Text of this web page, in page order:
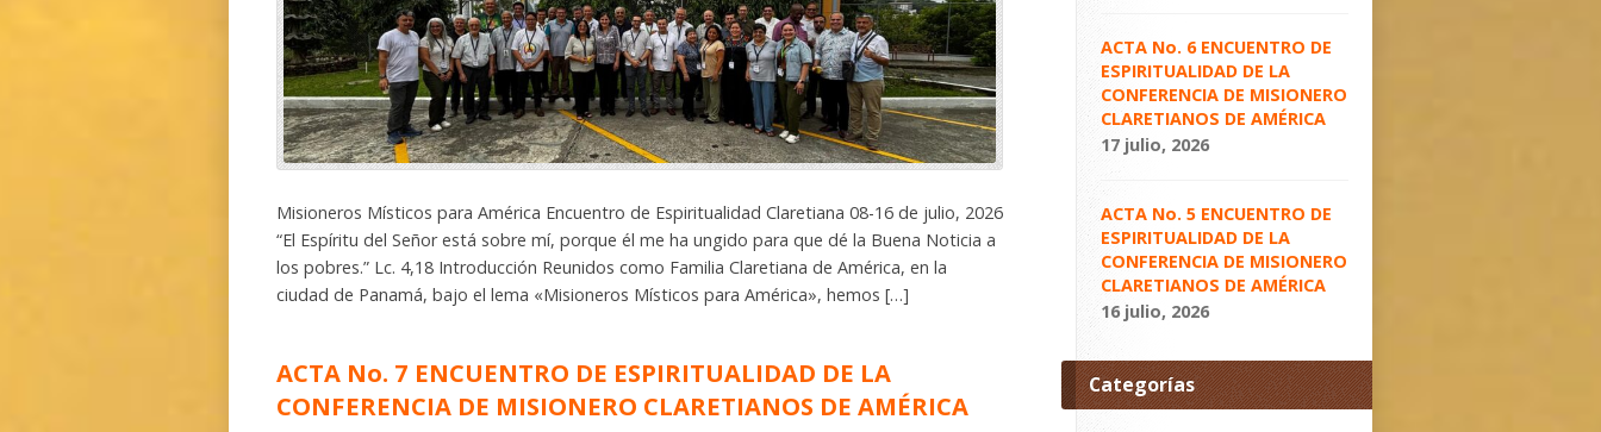
Misioneros Místicos para América Encuentro de Espiritualidad Claretiana 08-16 de julio, 2026
“El Espíritu del Señor está sobre mí, porque él me ha ungido para que dé la Buena Noticia a
los pobres.” Lc. 4,18 Introducción Reunidos como Familia Claretiana de América, en la
ciudad de Panamá, bajo el lema «Misioneros Místicos para América», hemos […]
ACTA No. 7 ENCUENTRO DE ESPIRITUALIDAD DE LA
CONFERENCIA DE MISIONERO CLARETIANOS DE AMÉRICA
ACTA No. 6 ENCUENTRO DE
ESPIRITUALIDAD DE LA
CONFERENCIA DE MISIONERO
CLARETIANOS DE AMÉRICA
17 julio, 2026
ACTA No. 5 ENCUENTRO DE
ESPIRITUALIDAD DE LA
CONFERENCIA DE MISIONERO
CLARETIANOS DE AMÉRICA
16 julio, 2026
Categorías